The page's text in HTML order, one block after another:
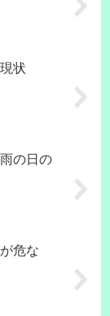
状
の日の
危な